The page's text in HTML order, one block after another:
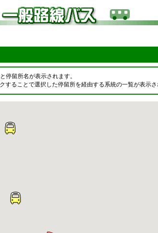
停留所名が表示されます。
することで選択した停留所を経由する系統の一覧が表示